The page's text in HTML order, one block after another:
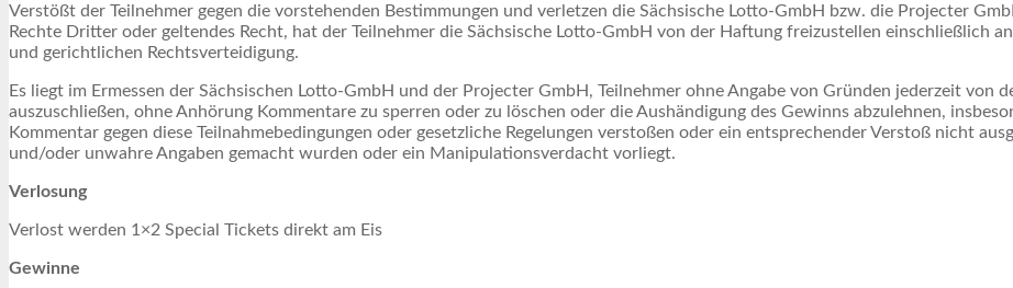
Verstößt der Teilnehmer gegen die vorstehenden Bestimmungen und verletzen die Sächsische Lotto-GmbH bzw. die Projecter
Rechte Dritter oder geltendes Recht, hat der Teilnehmer die Sächsische Lotto-GmbH von der Haftung freizustellen einschließlich
und gerichtlichen Rechtsverteidigung.
Es liegt im Ermessen der Sächsischen Lotto-GmbH und der Projecter GmbH, Teilnehmer ohne Angabe von Gründen jederzeit von
auszuschließen, ohne Anhörung Kommentare zu sperren oder zu löschen oder die Aushändigung des Gewinns abzulehnen,
Kommentar gegen diese Teilnahmebedingungen oder gesetzliche Regelungen verstoßen oder ein entsprechender Verstoß nicht
und/oder unwahre Angaben gemacht wurden oder ein Manipulationsverdacht vorliegt.
Verlosung
Verlost werden 1×2 Special Tickets direkt am Eis
Gewinne